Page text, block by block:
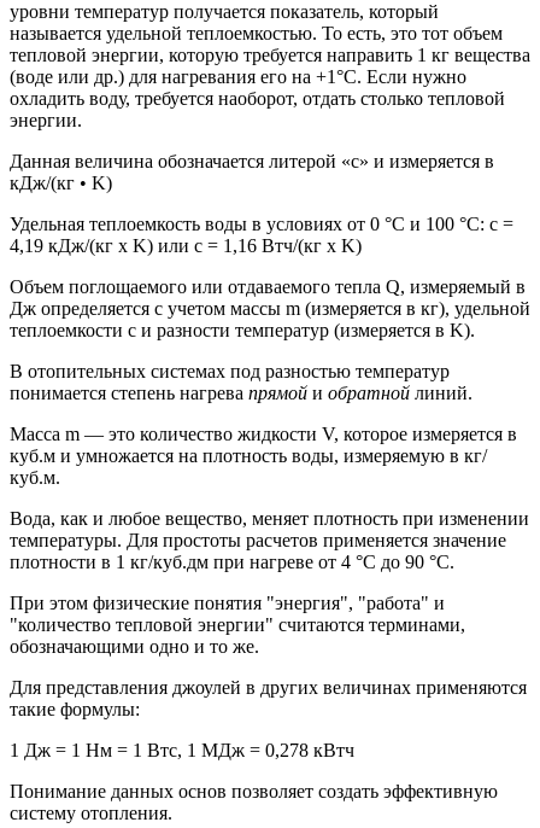
уровни температур получается показатель, который
называется удельной теплоемкостью. То есть, это тот объем
тепловой энергии, которую требуется направить 1 кг вещества
(воде или др.) для нагревания его на +1°C. Если нужно
охладить воду, требуется наоборот, отдать столько тепловой
энергии.
Данная величина обозначается литерой «c» и измеряется в
кДж/(кг • K)
Удельная теплоемкость воды в условиях от 0 °C и 100 °C: c =
4,19 кДж/(кг х K) или c = 1,16 Втч/(кг х K)
Объем поглощаемого или отдаваемого тепла Q, измеряемый в
Дж определяется с учетом массы m (измеряется в кг), удельной
теплоемкости c и разности температур (измеряется в K).
В отопительных системах под разностью температур
понимается степень нагрева прямой и обратной линий.
Масса m — это количество жидкости V, которое измеряется в
куб.м и умножается на плотность воды, измеряемую в кг/
куб.м.
Вода, как и любое вещество, меняет плотность при изменении
температуры. Для простоты расчетов применяется значение
плотности в 1 кг/куб.дм при нагреве от 4 °C до 90 °C.
При этом физические понятия "энергия", "работа" и
"количество тепловой энергии" считаются терминами,
обозначающими одно и то же.
Для представления джоулей в других величинах применяются
такие формулы:
1 Дж = 1 Нм = 1 Втс, 1 МДж = 0,278 кВтч
Понимание данных основ позволяет создать эффективную
систему отопления.